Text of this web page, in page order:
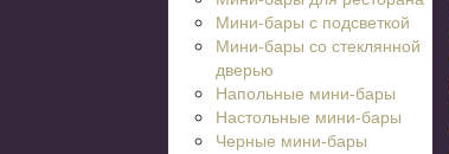
Мини-бары с подсветкой
Мини-бары со стеклянной
дверью
Напольные мини-бары
Настольные мини-бары
Черные мини-бары